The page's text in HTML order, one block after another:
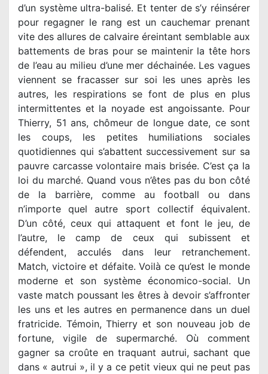
d’un système ultra-balisé. Et tenter de s’y réinsérer
pour regagner le rang est un cauchemar prenant
vite des allures de calvaire éreintant semblable aux
battements de bras pour se maintenir la tête hors
de l’eau au milieu d’une mer déchainée. Les vagues
viennent se fracasser sur soi les unes après les
autres, les respirations se font de plus en plus
intermittentes et la noyade est angoissante. Pour
Thierry, 51 ans, chômeur de longue date, ce sont
les coups, les petites humiliations sociales
quotidiennes qui s’abattent successivement sur sa
pauvre carcasse volontaire mais brisée. C’est ça la
loi du marché. Quand vous n’êtes pas du bon côté
de la barrière, comme au football ou dans
n’importe quel autre sport collectif équivalent.
D’un côté, ceux qui attaquent et font le jeu, de
l’autre, le camp de ceux qui subissent et
défendent, acculés dans leur retranchement.
Match, victoire et défaite. Voilà ce qu’est le monde
moderne et son système économico-social. Un
vaste match poussant les êtres à devoir s’affronter
les uns et les autres en permanence dans un duel
fratricide. Témoin, Thierry et son nouveau job de
fortune, vigile de supermarché. Où comment
gagner sa croûte en traquant autrui, sachant que
dans « autrui », il y a ce petit vieux qui ne peut pas